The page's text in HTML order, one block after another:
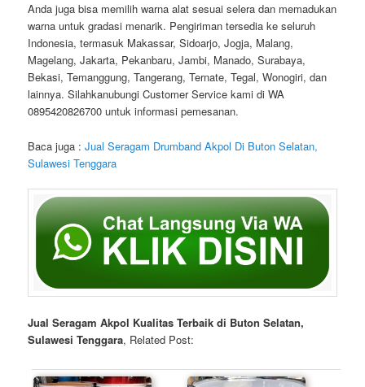
Anda juga bisa memilih warna alat sesuai selera dan memadukan
warna untuk gradasi menarik. Pengiriman tersedia ke seluruh
Indonesia, termasuk Makassar, Sidoarjo, Jogja, Malang,
Magelang, Jakarta, Pekanbaru, Jambi, Manado, Surabaya,
Bekasi, Temanggung, Tangerang, Ternate, Tegal, Wonogiri, dan
lainnya. Silahkanubungi Customer Service kami di WA
0895420826700 untuk informasi pemesanan.
Baca juga :Jual Seragam Drumband Akpol Di Buton Selatan,
Sulawesi Tenggara
Jual Seragam Akpol Kualitas Terbaik di Buton Selatan,
Sulawesi Tenggara, Related Post: